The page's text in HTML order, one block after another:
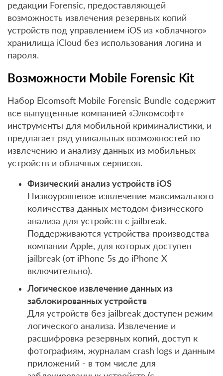
редакции Forensic, предоставляющей
возможность извлечения резервных копий
устройств под управлением iOS из «облачного»
хранилища iCloud без использования логина и
пароля.
Возможности Mobile Forensic Kit
Набор Elcomsoft Mobile Forensic Bundle содержит
все выпущенные компанией «Элкомсофт»
инструменты для мобильной криминалистики, и
предлагает ряд уникальных возможностей по
извлечению и анализу данных из мобильных
устройств и облачных сервисов.
Физический анализ устройств iOS
Низкоуровневое извлечение максимального
количества данных методом физического
анализа для устройств с jailbreak.
Поддерживаются устройства производства
компании Apple, для которых доступен
jailbreak (от iPhone 5s до iPhone X
включительно).
Логическое извлечение данных из
заблокированных устройств
Для устройств без jailbreak доступен режим
логического анализа. Извлечение и
расшифровка резервных копий, доступ к
фотографиям, журналам crash logs и данным
приложений - в том числе для